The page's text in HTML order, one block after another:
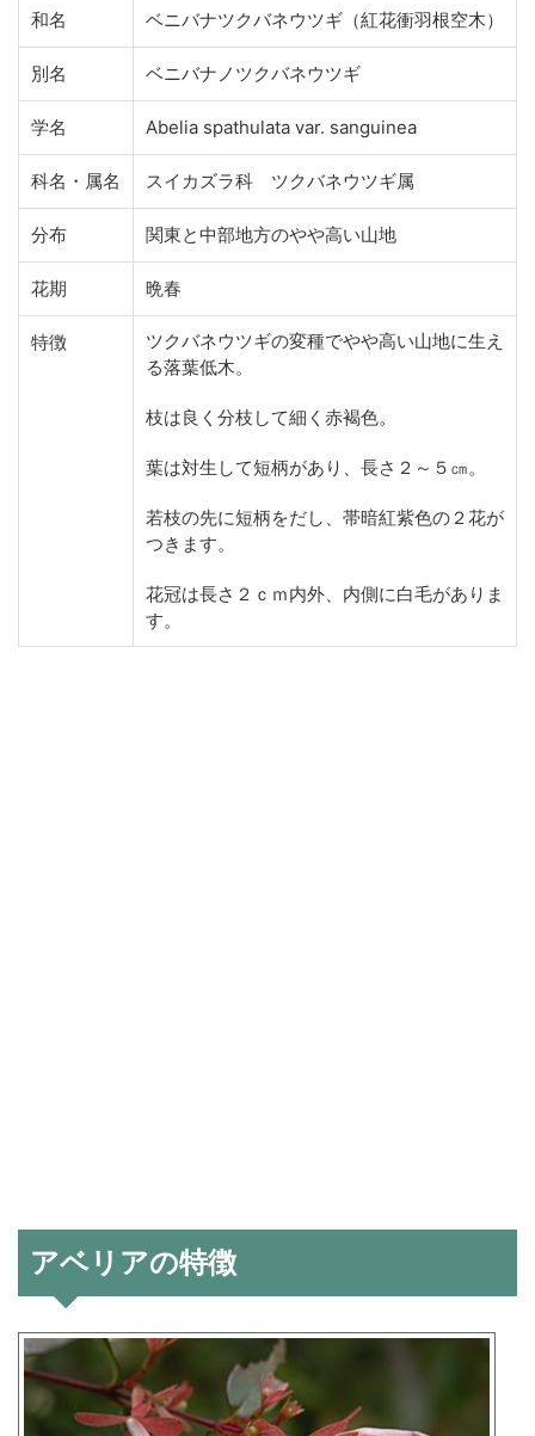
和名 ベニバナツクバネウツギ（紅花衝羽根空木）
別名 ベニバナノツクバネウツギ
学名 Abelia spathulata var. sanguinea
科名・属名 スイカズラ科 ツクバネウツギ属
分布 関東と中部地方のやや高い山地
花期 晩春
特徴
ツクバネウツギの変種でやや高い山地に生え
る落葉低木。
枝は良く分枝して細く赤褐色。
葉は対生して短柄があり、長さ２～５㎝。
若枝の先に短柄をだし、帯暗紅紫色の２花が
つきます。
花冠は長さ２ｃｍ内外、内側に白毛がありま
す。
アベリアの特徴